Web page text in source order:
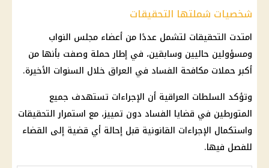
شخصيات شملتها التحقيقات
امتدت التحقيقات لتشمل عددًا من أعضاء مجلس النواب
ومسؤولين حاليين وسابقين، في إطار حملة وصفت بأنها من
أكبر حملات مكافحة الفساد في العراق خلال السنوات الأخيرة.
وتؤكد السلطات العراقية أن الإجراءات تستهدف جميع
المتورطين في قضايا الفساد دون تمييز، مع استمرار التحقيقات
واستكمال الإجراءات القانونية قبل إحالة أي قضية إلى القضاء
للفصل فيها.